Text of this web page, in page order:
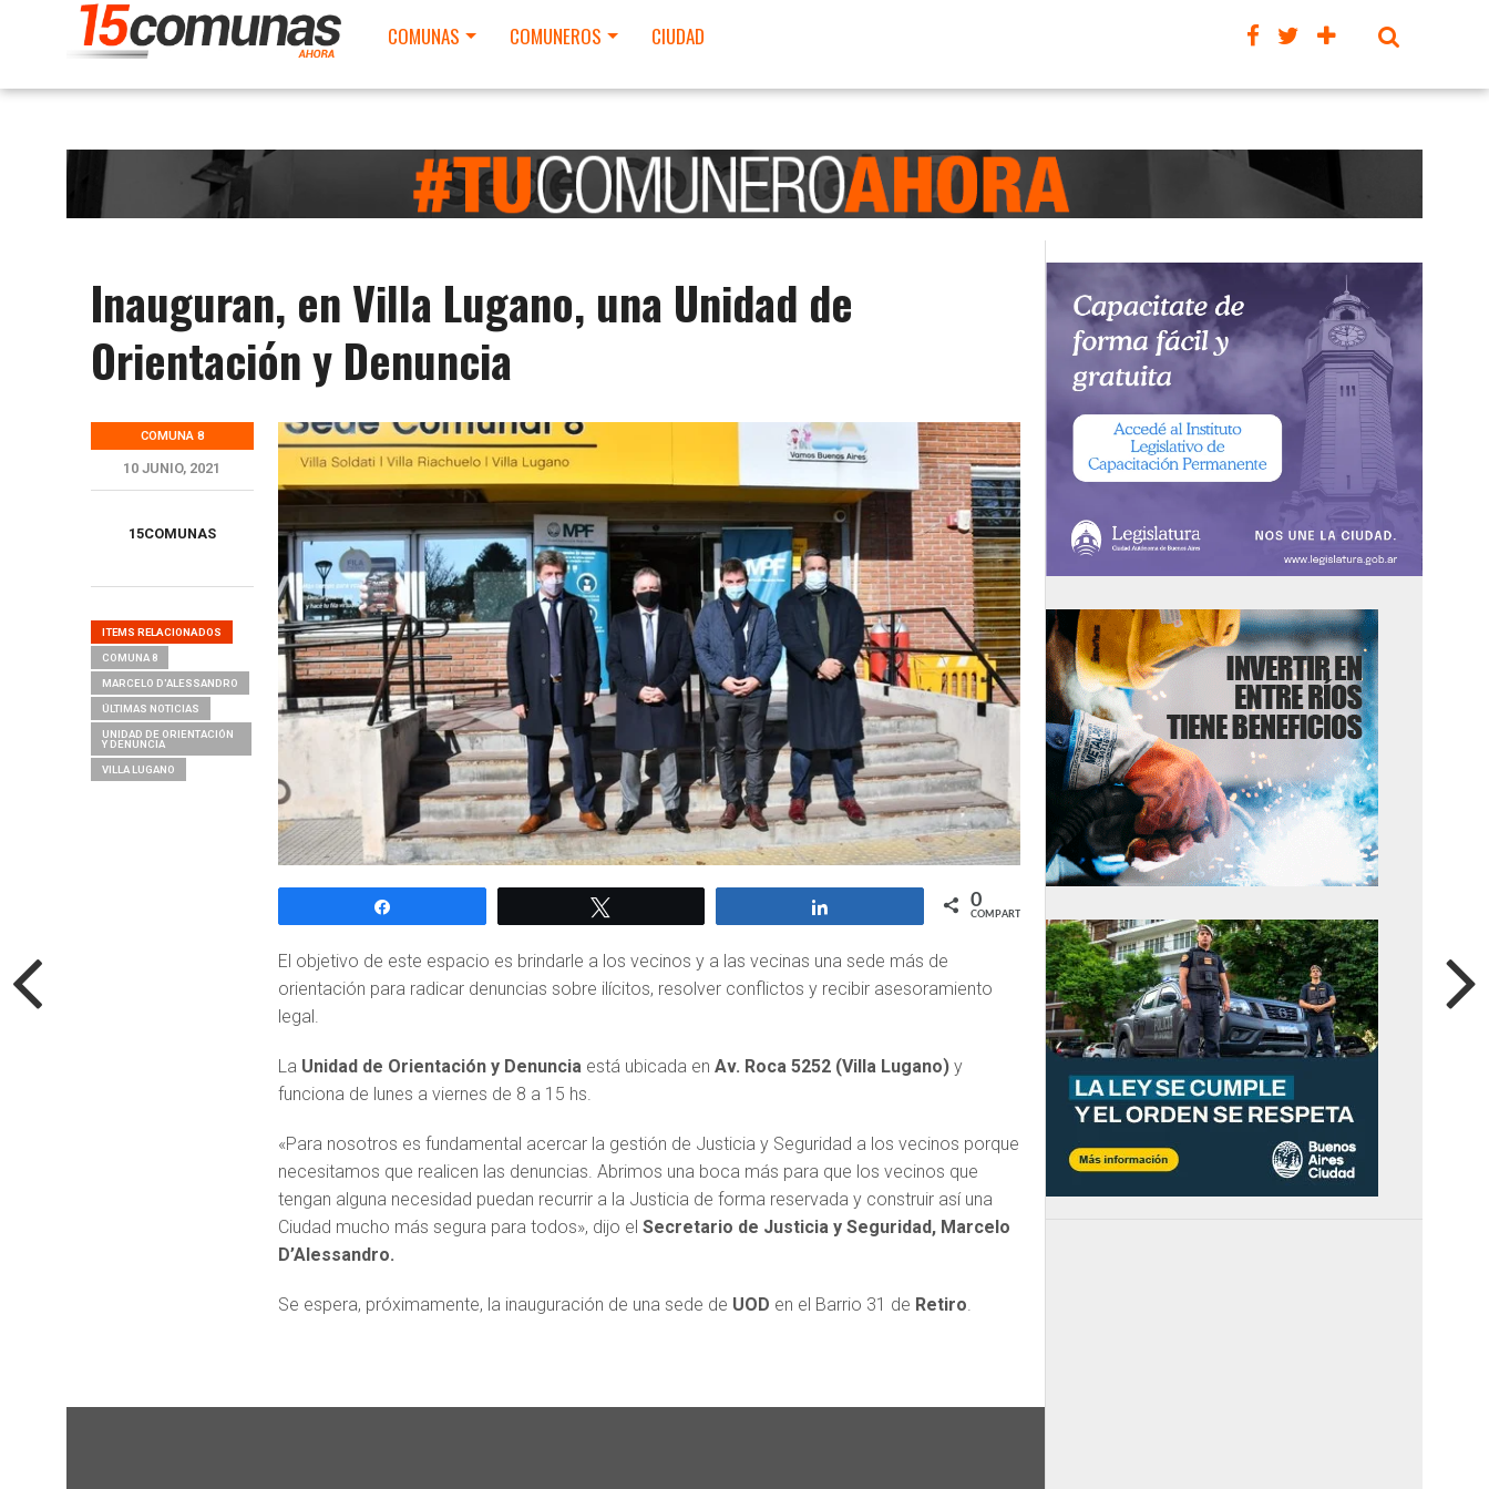
COMUNAS COMUNEROS CIUDAD
Inauguran, en Villa Lugano, una Unidad de
Orientación y Denuncia
COMUNA 8
10 JUNIO, 2021
15COMUNAS
ITEMS RELACIONADOS
COMUNA 8
MARCELO D'ALESSANDRO
ÚLTIMAS NOTICIAS
UNIDAD DE ORIENTACIÓN
Y DENUNCIA
VILLA LUGANO
0
COMPARTIR
El objetivo de este espacio es brindarle a los vecinos y a las vecinas una sede más de
orientación para radicar denuncias sobre ilícitos, resolver conflictos y recibir asesoramiento
legal.
La Unidad de Orientación y Denuncia está ubicada en Av. Roca 5252 (Villa Lugano)y
funciona de lunes a viernes de 8 a 15 hs.
«Para nosotros es fundamental acercar la gestión de Justicia y Seguridad a los vecinos porque
necesitamos que realicen las denuncias. Abrimos una boca más para que los vecinos que
tengan alguna necesidad puedan recurrir a la Justicia de forma reservada y construir así una
Ciudad mucho más segura para todos», dijo el Secretario de Justicia y Seguridad, Marcelo
D’Alessandro.
Se espera, próximamente, la inauguración de una sede de UOD en el Barrio 31 de Retiro